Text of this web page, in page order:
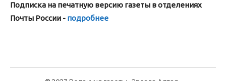
Подписка на печатную версию газеты в отделениях
Почты России - подробнее